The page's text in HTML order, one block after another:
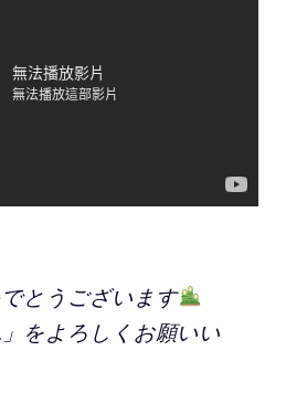
とうございます
をよろしくお願いい